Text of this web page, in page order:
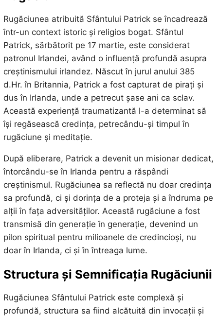
Rugăciunea atribuită Sfântului Patrick se încadrează
într-un context istoric și religios bogat. Sfântul
Patrick, sărbătorit pe 17 martie, este considerat
patronul Irlandei, având o influență profundă asupra
creștinismului irlandez. Născut în jurul anului 385
d.Hr. în Britannia, Patrick a fost capturat de pirați și
dus în Irlanda, unde a petrecut șase ani ca sclav.
Această experiență traumatizantă l-a determinat să
își regăsească credința, petrecându-și timpul în
rugăciune și meditație.
După eliberare, Patrick a devenit un misionar dedicat,
întorcându-se în Irlanda pentru a răspândi
creștinismul. Rugăciunea sa reflectă nu doar credința
sa profundă, ci și dorința de a proteja și a îndruma pe
alții în fața adversităților. Această rugăciune a fost
transmisă din generație în generație, devenind un
pilon spiritual pentru milioanele de credincioși, nu
doar în Irlanda, ci și în întreaga lume.
Structura și Semnificația Rugăciunii
Rugăciunea Sfântului Patrick este complexă și
profundă, structura sa fiind alcătuită din invocații și